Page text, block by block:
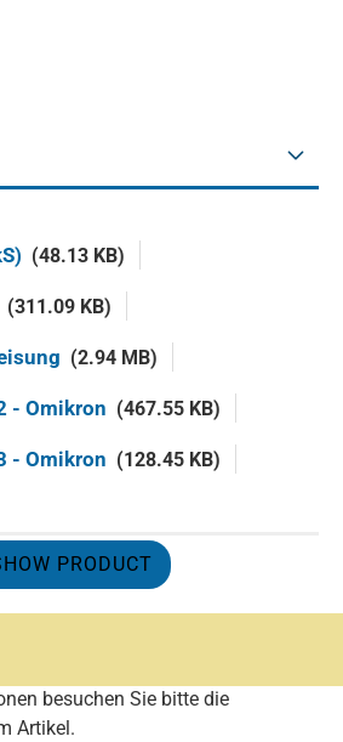
(48.13 KB)
(311.09 KB)
(2.94 MB)
- Omikron (467.55 KB)
- Omikron (128.45 KB)
PRODUCT
besuchen Sie bitte die
Artikel.